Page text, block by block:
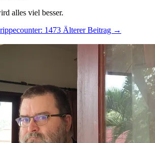
alles viel besser.
1473 Älterer Beitrag →